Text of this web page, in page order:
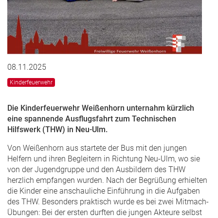
08.11.2025
Kinderfeuerwehr
Die Kinderfeuerwehr Weißenhorn unternahm kürzlich
eine spannende Ausflugsfahrt zum Technischen
Hilfswerk (THW) in Neu-Ulm.
Von Weißenhorn aus startete der Bus mit den jungen
Helfern und ihren Begleitern in Richtung Neu-Ulm, wo sie
von der Jugendgruppe und den Ausbildern des THW
herzlich empfangen wurden. Nach der Begrüßung erhielten
die Kinder eine anschauliche Einführung in die Aufgaben
des THW. Besonders praktisch wurde es bei zwei Mitmach-
Übungen: Bei der ersten durften die jungen Akteure selbst